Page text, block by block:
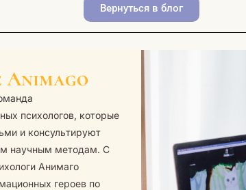
Вернуться в блог
Animago
психологов, которые
и консультируют
научным методам. С
Анимаго
героев по